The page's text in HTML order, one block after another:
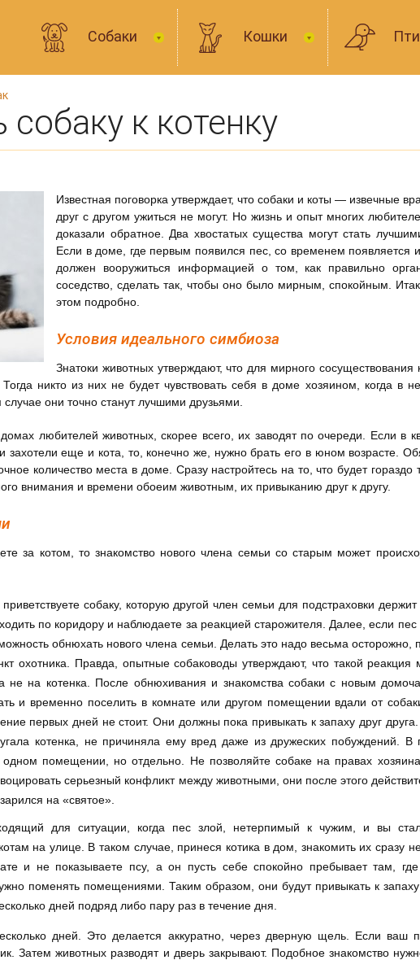
Собаки Кошки
собаку к котенку
Известная поговорка утверждает, что собаки и коты — извечные
друг с другом ужиться не могут. Но жизнь и опыт многих
доказали обратное. Два хвостатых существа могут стать
Если в доме, где первым появился пес, со временем появляется и
должен вооружиться информацией о том, как правильно
соседство, сделать так, чтобы оно было мирным, спокойным.
этом подробно.
Условия идеального симбиоза
Знатоки животных утверждают, что для мирного сосуществования
никто из них не будет чувствовать себя в доме хозяином, когда в
они точно станут лучшими друзьями.
любителей животных, скорее всего, их заводят по очереди. Если в
захотели еще и кота, то, конечно же, нужно брать его в юном возрасте.
количество места в доме. Сразу настройтесь на то, что будет гораздо
внимания и времени обоеим животным, их привыканию друг к другу.
за котом, то знакомство нового члена семьи со старым может
собаку, которую другой член семьи для подстраховки держит
по коридору и наблюдаете за реакцией старожителя. Далее, если
обнюхать нового члена семьи. Делать это надо весьма осторожно,
охотника. Правда, опытные собаководы утверждают, что такой реакция
не на котенка. После обнюхивания и знакомства собаки с новым
и временно поселить в комнате или другом помещении вдали от
первых дней не стоит. Они должны пока привыкать к запаху друг
котенка, не причиняла ему вред даже из дружеских побуждений. В
одном помещении, но отдельно. Не позволяйте собаке на правах
серьезный конфликт между животными, они после этого
на «святое».
для ситуации, когда пес злой, нетерпимый к чужим, и вы
на улице. В таком случае, принеся котика в дом, знакомить их сразу
и не показываете псу, а он пусть себе спокойно пребывает там,
поменять помещениями. Таким образом, они будут привыкать к запаху
дней подряд либо пару раз в течение дня.
дней. Это делается аккуратно, через дверную щель. Если ваш
Затем животных разводят и дверь закрывают. Подобное знакомство